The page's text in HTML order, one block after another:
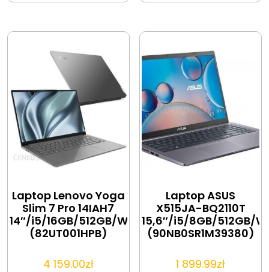
Laptop Lenovo Yoga
Slim 7 Pro 14IAH7
14″/i5/16GB/512GB/Win11
(82UT001HPB)
4 159.00zł
Laptop ASUS
X515JA-BQ2110T
15,6″/i5/8GB/512GB/
(90NB0SR1M39380)
1 899.99zł